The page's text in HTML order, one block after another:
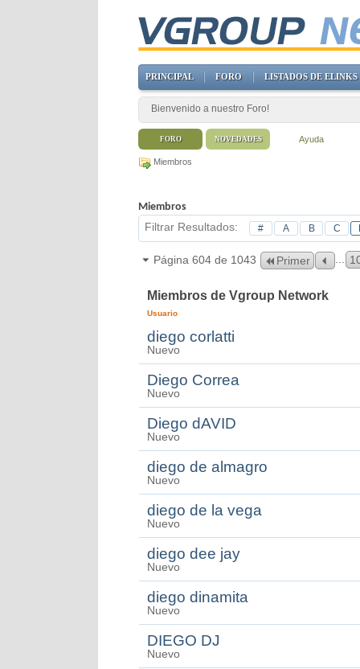
Miembros
Miembros
Filtrar Resultados # A B C
Página 604 de 1043 Primer
Miembros de Vgroup Network
Usuario
diego corlatti
Nuevo
Diego Correa
Nuevo
Diego dAVID
Nuevo
diego de almagro
Nuevo
diego de la vega
Nuevo
diego dee jay
Nuevo
diego dinamita
Nuevo
DIEGO DJ
Nuevo
PRINCIPAL FORO LISTADOS DE ELINKS
Bienvenido a nuestro Foro!
FORO Ayuda
NOVEDADES